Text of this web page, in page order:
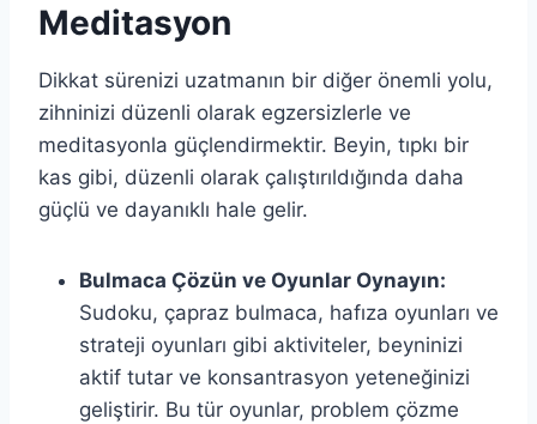
Meditasyon
Dikkat sürenizi uzatmanın bir diğer önemli yolu,
zihninizi düzenli olarak egzersizlerle ve
meditasyonla güçlendirmektir. Beyin, tıpkı bir
kas gibi, düzenli olarak çalıştırıldığında daha
güçlü ve dayanıklı hale gelir.
Bulmaca Çözün ve Oyunlar Oynayın:
Sudoku, çapraz bulmaca, hafıza oyunları ve
strateji oyunları gibi aktiviteler, beyninizi
aktif tutar ve konsantrasyon yeteneğinizi
geliştirir. Bu tür oyunlar, problem çözme